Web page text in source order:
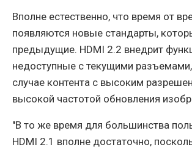
Вполне естественно, что время от
появляются новые стандарты,
предыдущие. HDMI 2.2 внедрит
недоступные с текущими
случае контента с высоким
высокой частотой обновления
"В то же время для большинства
HDMI 2.1 вполне достаточно,